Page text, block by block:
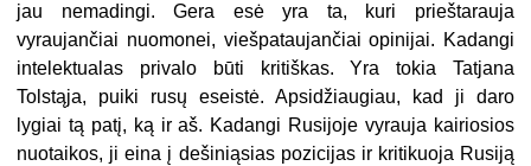
jau nemadingi. Gera esė yra ta, kuri prieštarauja
vyraujančiai nuomonei, viešpataujančiai opinijai. Kadangi
intelektualas privalo būti kritiškas. Yra tokia Tatjana
Tolstąja, puiki rusų eseistė. Apsidžiaugiau, kad ji daro
lygiai tą patį, ką ir aš. Kadangi Rusijoje vyrauja kairiosios
nuotaikos, ji eina į dešiniąsias pozicijas ir kritikuoja Rusiją